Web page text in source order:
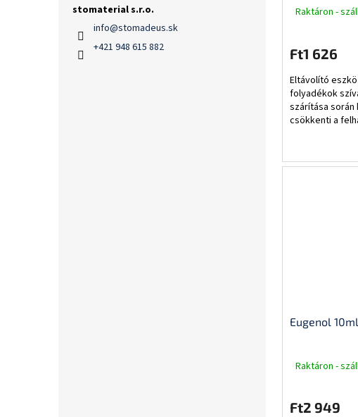
stomaterial s.r.o.
info@stomadeus.sk
+421 948 615 882
Raktáron -
Ft1 626
Eltávolító
folyadékok
szárítása során
csökkenti a
Eugenol 10ml
Raktáron -
Ft2 949